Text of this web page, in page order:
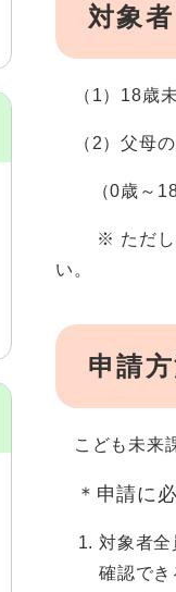
対象者
（1）18歳未
（2）父母の
（0歳～18
※ ただし、
い。
申請
こども未来
＊申請に
対象者
確認でき